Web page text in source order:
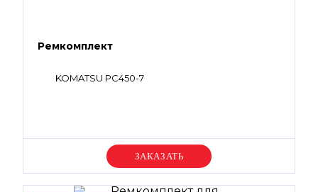
Ремкомплект
KOMATSU PC450-7
Уточняйте цену